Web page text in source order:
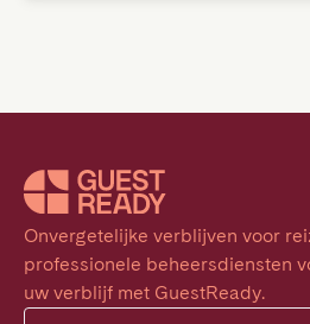
Onvergetelijke verblijven voor
professionele beheersdiensten
uw verblijf met GuestReady.